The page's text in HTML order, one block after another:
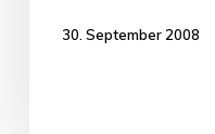
30. September 2008